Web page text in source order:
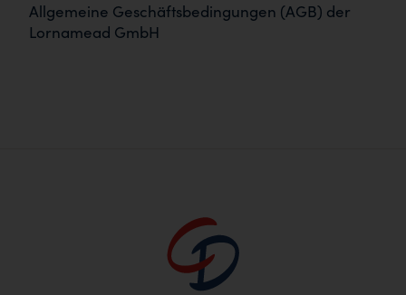
Allgemeine Geschäftsbedingungen (AGB) der
Lornamead GmbH